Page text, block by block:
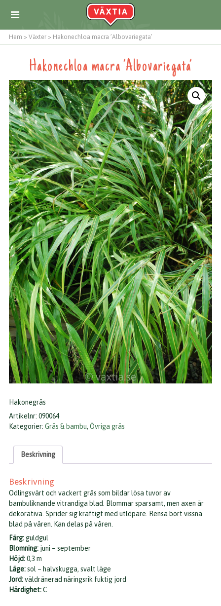
Hem > Växter > Hakonechloa macra ’Albovariegata’
Hakonechloa macra ’Albovariegata’
Hakonegräs
Artikelnr: 090064
Kategorier: Gräs & bambu, Övriga gräs
Beskrivning
Beskrivning
Odlingsvärt och vackert gräs som bildar lösa tuvor av
bambuliknande vitrandiga blad. Blommar sparsamt, men axen är
dekorativa. Sprider sig kraftigt med utlöpare. Rensa bort vissna
blad på våren. Kan delas på våren.
Färg:guldgul
Blomning: juni – september
Höjd:0,3 m
Läge:sol – halvskugga, svalt läge
Jord:väldränerad näringsrik fuktig jord
Härdighet:C